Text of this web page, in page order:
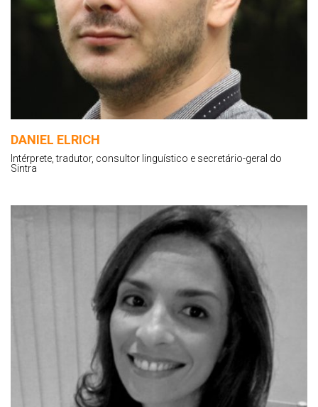
DANIEL ELRICH
Intérprete, tradutor, consultor linguístico e secretário-geral do
Sintra